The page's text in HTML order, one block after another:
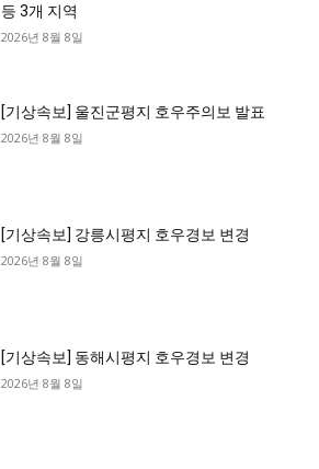
등 3개 지역
2026년 8월 8일
[기상속보] 울진군평지 호우주의보 발표
2026년 8월 8일
[기상속보] 강릉시평지 호우경보 변경
2026년 8월 8일
[기상속보] 동해시평지 호우경보 변경
2026년 8월 8일